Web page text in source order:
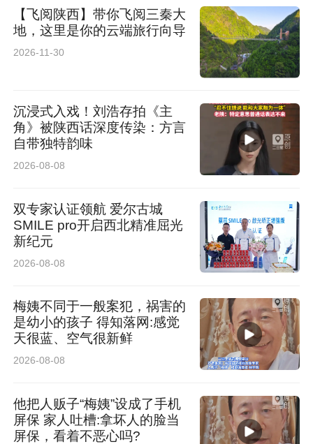
是关键加分项。很多电视标个峰值亮度，实际看
高亮场景时，要么画面泛白，要么亮几秒就掉下
去，P12L的绚彩XDR 1500nits亮度表现很稳，
住，加上TCL做了这么多年的量子点Pro技术，画
面色彩表现更耐看，不会有夸张假艳的廉价质
感。各色还原都很到位，长期观看也不容易出现
色彩褪色的情况。
【飞阅陕西】带你飞阅三秦大
地，这里是你的云端旅行向导
2026-11-30
沉浸式入戏！刘浩存拍《主
角》被陕西话深度传染：方言
自带独特韵味
2026-08-08
双专家认证领航 爱尔古城
SMILE pro开启西北精准屈光
新纪元
2026-08-08
梅姨不同于一般案犯，祸害的
是幼小的孩子 得知落网:感觉
天很蓝、空气很新鲜
2026-08-08
他把人贩子“梅姨”设成了手机
屏保 家人吐槽:拿坏人的脸当
屏保，看着不恶心吗?